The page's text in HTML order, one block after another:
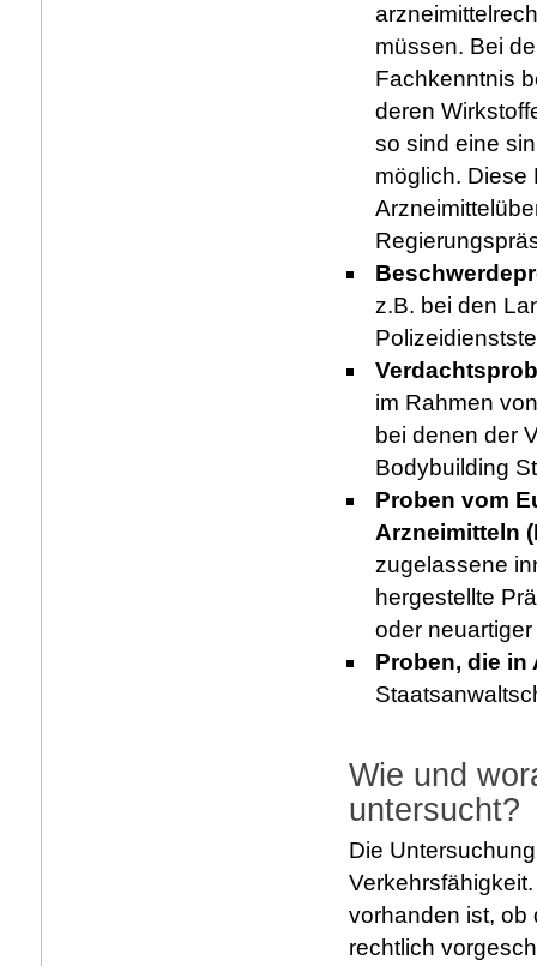
müssen. Bei
Fachkenntnis
deren
so sind eine
möglich. Diese
z.B. bei den
im Rahmen
bei denen der
Bodybuilding
Proben vom
Arzneimitteln
zugelassene
hergestellte
oder
Proben, die
Wie und
untersucht?
Die
vorhanden ist, ob
rechtlich